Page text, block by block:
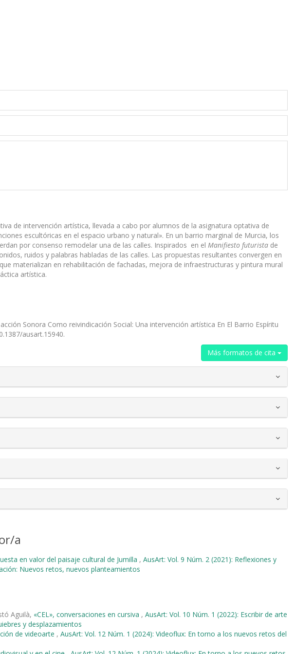
de intervención artística, llevada a cabo por alumnos de la asignatura optativa de
escultóricas en el espacio urbano y natural». En un barrio marginal de Murcia, los
por consenso remodelar una de las calles. Inspirados en el Manifiesto futurista de
ruidos y palabras habladas de las calles. Las propuestas resultantes convergen en
materializan en rehabilitación de fachadas, mejora de infraestructuras y pintura mural
artística.
Sonora Como reivindicación Social: Una intervención artística En El Barrio Espíritu
ausart.15940.
Más formatos de cita
a
en valor del paisaje cultural de Jumilla , AusArt: Vol. 9 Núm. 2 (2021): Reflexiones y
Nuevos retos, nuevos planteamientos
Aguilà, «CEL», conversaciones en cursiva , AusArt: Vol. 10 Núm. 1 (2022): Escribir de arte
y desplazamientos
de videoarte , AusArt: Vol. 12 Núm. 1 (2024): Videoflux: En torno a los nuevos retos del